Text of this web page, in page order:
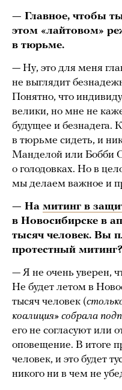
— Главное, чтобы
этом «лайтовом»
в тюрьме.
— Ну, это для меня
не выглядит
Понятно, что
велики, но мне не
будущее и безнадега.
в тюрьме сидеть, и
Манделой или Бобби
о голодовках. Но в
мы делаем важное и
— На митинг в
в Новосибирске в
тысяч человек. Вы
протестный митинг?
— Я не очень уверен,
Не будет летом в
тысяч человек (
коалиция» собрала
его не согласуют или
оповещение. В итоге
человек, и это будет
никого ни в чем не